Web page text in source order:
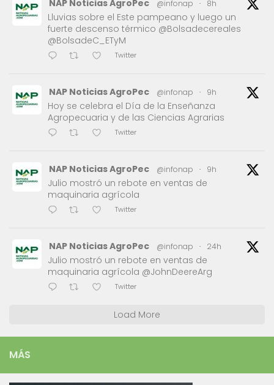
NAP Noticias AgroPec @infonap · 8h
Lluvias sobre el Este pampeano y luego un
fuerte descenso térmico @Bolsadecereales
@BolsadeC_ETyM
Twitter
NAP Noticias AgroPec @infonap · 9h
Hoy se celebra el Día de la Enseñanza
Agropecuaria y de las Ciencias Agrarias
Twitter
NAP Noticias AgroPec @infonap · 9h
Julio mostró un rebote en ventas de
maquinaria agrícola
Twitter
NAP Noticias AgroPec @infonap · 24h
Julio mostró un rebote en ventas de
maquinaria agrícola @JohnDeereArg
Twitter
Load More
MÁS